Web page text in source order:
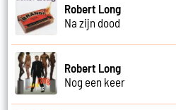
Robert Long
Na zijn dood
Robert Long
Nog een keer